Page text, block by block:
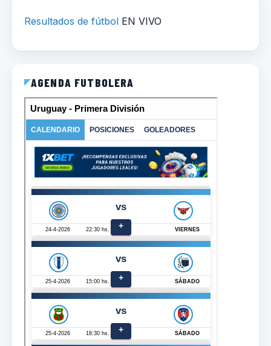
Resultados de fútbol EN VIVO
AGENDA FUTBOLERA